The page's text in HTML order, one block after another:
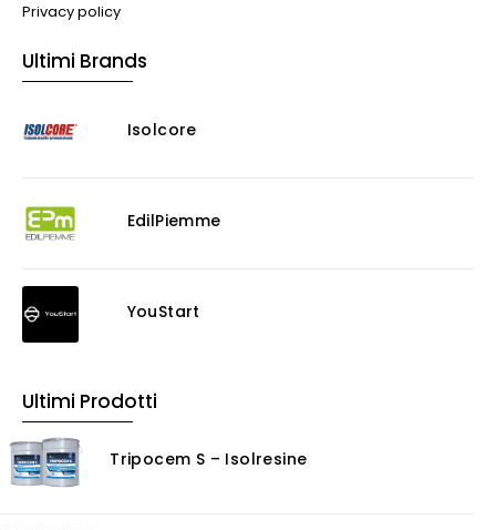
Privacy policy
Ultimi Brands
Isolcore
EdilPiemme
YouStart
Ultimi Prodotti
Tripocem S – Isolresine